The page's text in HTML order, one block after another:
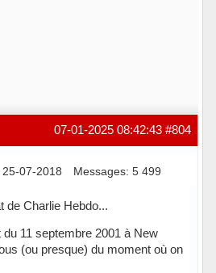
#804
07-01-2025 08:42:43
07-2018 Messages: 5 499
de Charlie Hebdo...
11 septembre 2001 à New
(ou presque) du moment où on